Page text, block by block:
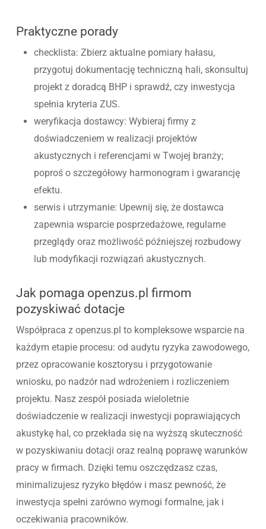
Praktyczne porady
checklista: Zbierz aktualne pomiary hałasu,
przygotuj dokumentację techniczną hali, skonsultuj
projekt z doradcą BHP i sprawdź, czy inwestycja
spełnia kryteria ZUS.
weryfikacja dostawcy: Wybieraj firmy z
doświadczeniem w realizacji projektów
akustycznych i referencjami w Twojej branży;
poproś o szczegółowy harmonogram i gwarancję
efektu.
serwis i utrzymanie: Upewnij się, że dostawca
zapewnia wsparcie posprzedażowe, regularne
przeglądy oraz możliwość późniejszej rozbudowy
lub modyfikacji rozwiązań akustycznych.
Jak pomaga openzus.pl firmom
pozyskiwać dotacje
Współpraca z openzus.pl to kompleksowe wsparcie na
każdym etapie procesu: od audytu ryzyka zawodowego,
przez opracowanie kosztorysu i przygotowanie
wniosku, po nadzór nad wdrożeniem i rozliczeniem
projektu. Nasz zespół posiada wieloletnie
doświadczenie w realizacji inwestycji poprawiających
akustykę hal, co przekłada się na wyższą skuteczność
w pozyskiwaniu dotacji oraz realną poprawę warunków
pracy w firmach. Dzięki temu oszczędzasz czas,
minimalizujesz ryzyko błędów i masz pewność, że
inwestycja spełni zarówno wymogi formalne, jak i
oczekiwania pracowników.